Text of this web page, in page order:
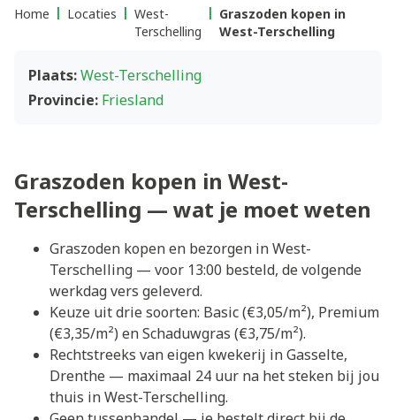
Home Locaties
West-
Terschelling
Graszoden kopen in
West-Terschelling
Plaats:West-Terschelling
Provincie: Friesland
Graszoden kopen in West-
Terschelling — wat je moet weten
Graszoden kopen en bezorgen in West-
Terschelling — voor 13:00 besteld, de volgende
werkdag vers geleverd.
Keuze uit drie soorten: Basic (€3,05/m²), Premium
(€3,35/m²) en Schaduwgras (€3,75/m²).
Rechtstreeks van eigen kwekerij in Gasselte,
Drenthe — maximaal 24 uur na het steken bij jou
thuis in West-Terschelling.